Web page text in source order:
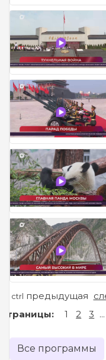
ctrl предыдущая
Страницы: 1 2 3 ...
Все программы